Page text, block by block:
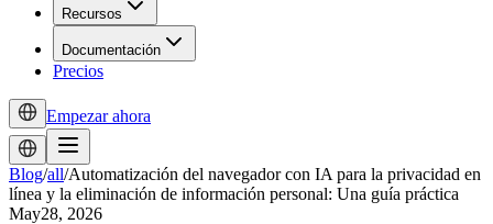
Recursos
Documentación
Precios
Empezar ahora
Blog/all/Automatización del navegador con IA para la privacidad en
línea y la eliminación de información personal: Una guía práctica
May28, 2026